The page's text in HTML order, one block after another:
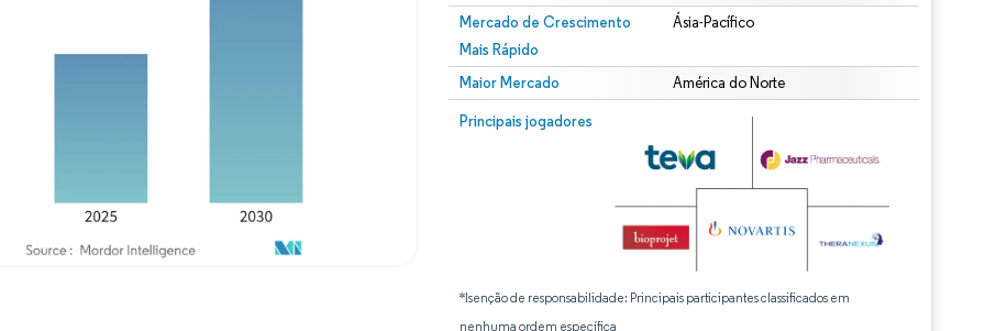
Mercado de Crescimento
Mais Rápido
Ásia-Pacífico
Maior Mercado América do Norte
Principais jogadores
*Isenção de responsabilidade: Principais participantes classificados em
nenhuma ordem específica